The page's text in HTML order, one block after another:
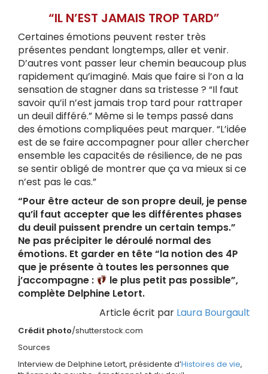
“IL N’EST JAMAIS TROP TARD”
Certaines émotions peuvent rester très
présentes pendant longtemps, aller et venir.
D’autres vont passer leur chemin beaucoup plus
rapidement qu’imaginé. Mais que faire si l’on a la
sensation de stagner dans sa tristesse ? “Il faut
savoir qu’il n’est jamais trop tard pour rattraper
un deuil différé.” Même si le temps passé dans
des émotions compliquées peut marquer. “L’idée
est de se faire accompagner pour aller chercher
ensemble les capacités de résilience, de ne pas
se sentir obligé de montrer que ça va mieux si ce
n’est pas le cas.”
“Pour être acteur de son propre deuil, je pense
qu’il faut accepter que les différentes phases
du deuil puissent prendre un certain temps.”
Ne pas précipiter le déroulé normal des
émotions. Et garder en tête “la notion des 4P
que je présente à toutes les personnes que
j’accompagne :
le plus petit pas possible”,
complète Delphine Letort.
Article écrit par Laura Bourgault
Crédit photo/shutterstock.com
Sources
Interview de Delphine Letort, présidente d’Histoires de vie,